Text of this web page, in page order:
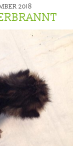
2018